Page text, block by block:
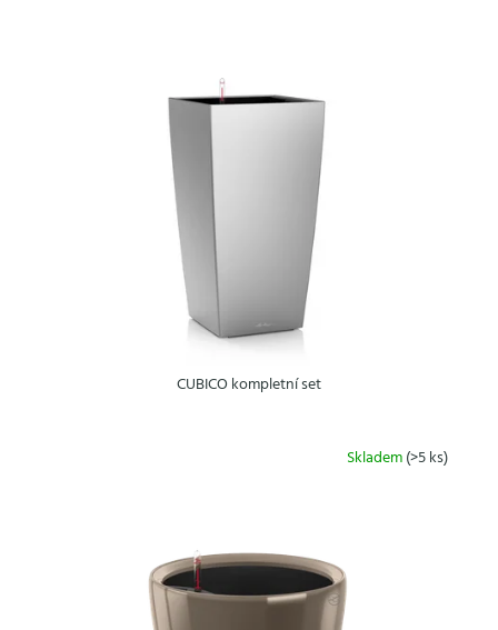
CUBICO kompletní set
Skladem(>5 ks)